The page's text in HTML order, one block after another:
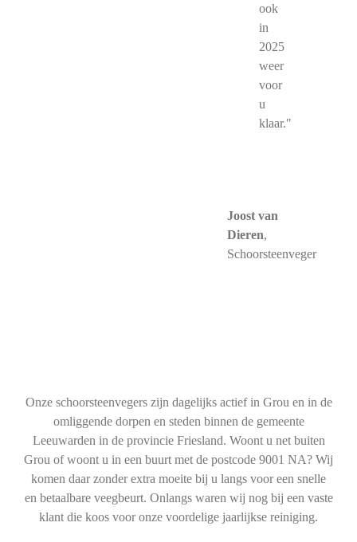
ook
in
2025
weer
voor
u
klaar."
Joost van
Dieren,
Schoorsteenveger
Onze schoorsteenvegers zijn dagelijks actief in Grou en in de
omliggende dorpen en steden binnen de gemeente
Leeuwarden in de provincie Friesland. Woont u net buiten
Grou of woont u in een buurt met de postcode 9001 NA? Wij
komen daar zonder extra moeite bij u langs voor een snelle
en betaalbare veegbeurt. Onlangs waren wij nog bij een vaste
klant die koos voor onze voordelige jaarlijkse reiniging.